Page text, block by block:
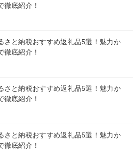
徹底紹介！
さと納税おすすめ返礼品5選！魅力か
徹底紹介！
さと納税おすすめ返礼品5選！魅力か
徹底紹介！
さと納税おすすめ返礼品5選！魅力か
徹底紹介！